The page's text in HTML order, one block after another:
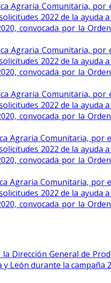
Agraria Comunitaria,
2022 de la
convocada por la
Agraria Comunitaria,
2022 de la
convocada por la
Agraria Comunitaria,
2022 de la
convocada por la
Agraria Comunitaria,
2022 de la
convocada por la
Agraria Comunitaria,
2022 de la
convocada por la
la Dirección General de
León durante la campaña